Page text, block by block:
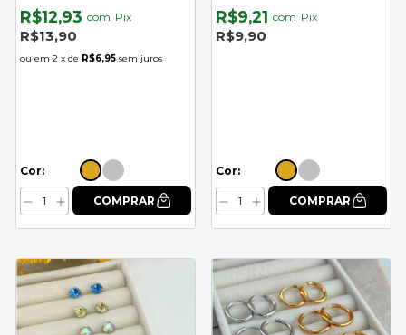
R$12,93 com Pix
R$13,90
2 x de R$6,95 sem juros
Cor:
R$9,21 com Pix
R$9,90
Cor: